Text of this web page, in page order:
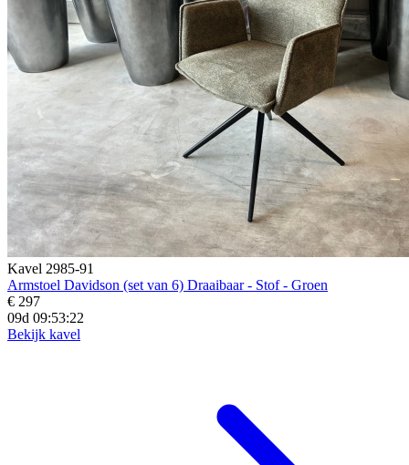
Kavel 2985-91
Armstoel Davidson (set van 6) Draaibaar - Stof - Groen
€ 297
09d 09:53:20
Bekijk kavel